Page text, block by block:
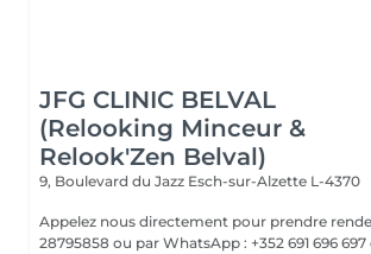
JFG CLINIC BELVAL
(Relooking Minceur &
Relook'Zen Belval)
9, Boulevard du Jazz Esch-sur-Alzette L-4370
Appelez nous directement pour prendre
28795858 ou par WhatsApp : +352 691 696